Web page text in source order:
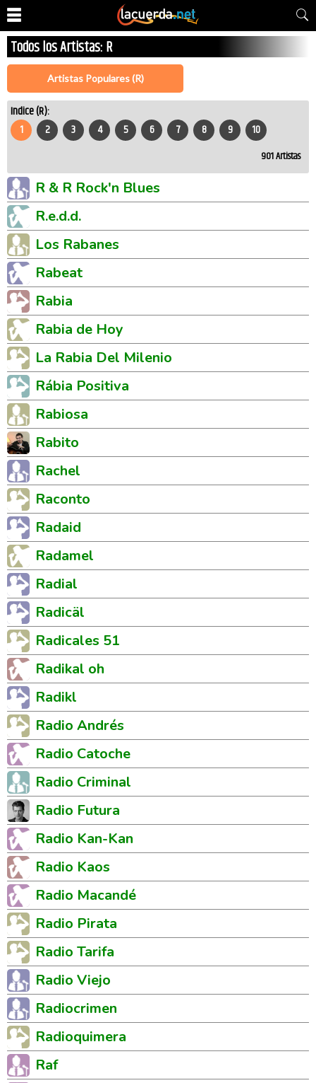
Todos los Artistas: R
Artistas Populares (R)
Indice (R):
1 2 3 4 5 6 7 8 9 10
901Artistas
R & R Rock'n Blues
R.e.d.d.
Los Rabanes
Rabeat
Rabia
Rabia de Hoy
La Rabia Del Milenio
Rábia Positiva
Rabiosa
Rabito
Rachel
Raconto
Radaid
Radamel
Radial
Radicäl
Radicales 51
Radikal oh
Radikl
Radio Andrés
Radio Catoche
Radio Criminal
Radio Futura
Radio Kan-Kan
Radio Kaos
Radio Macandé
Radio Pirata
Radio Tarifa
Radio Viejo
Radiocrimen
Radioquimera
Raf